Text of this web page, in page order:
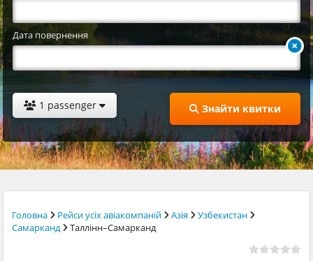
Дата повернення
1 passenger Знайти квитки
Головна Рейси усіх авіакомпаній Азія
Узбекистан
Самарканд
Таллінн–Самарканд